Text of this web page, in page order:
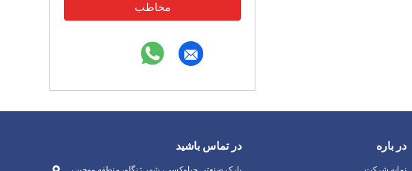
مخاطب
در تماس باشید در باره